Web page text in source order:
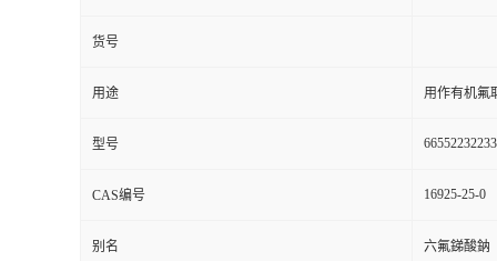
货号
用途 用作有机氟
型号 66552232233
CAS编号 16925-25-0
别名 六氟銻酸鈉